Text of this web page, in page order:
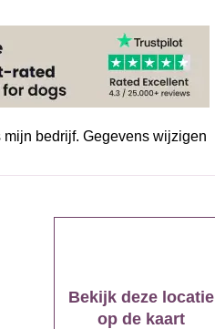
mijn bedrijf. Gegevens wijzigen
Bekijk deze locatie
op de kaart